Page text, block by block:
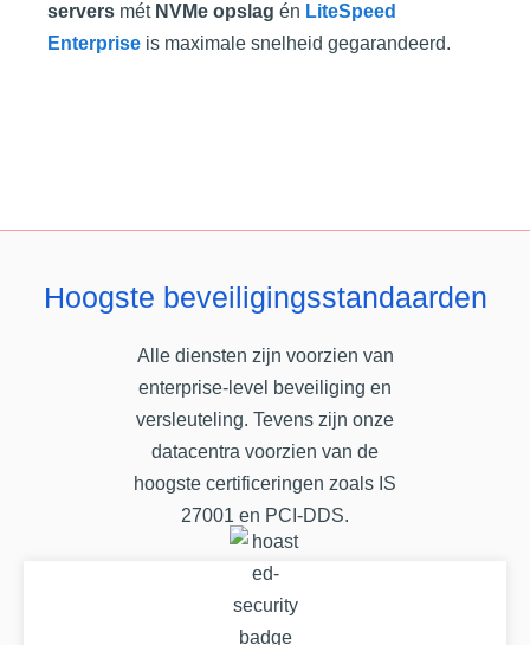
servers métNVMe opslag én LiteSpeed
Enterprise is maximale snelheid gegarandeerd.
Hoogste beveiligingsstandaarden
Alle diensten zijn voorzien van
enterprise-level beveiliging en
versleuteling. Tevens zijn onze
datacentra voorzien van de
hoogste certificeringen zoals IS
27001 en PCI-DDS.